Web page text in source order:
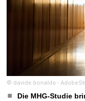
© davide bonaldo -
Die MHG-Studie